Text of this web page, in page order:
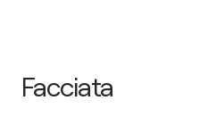
Facciata